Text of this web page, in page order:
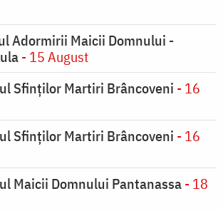
Adormirii Maicii Domnului -
- 15 August
Sfinților Martiri Brâncoveni - 16
Sfinților Martiri Brâncoveni - 16
Maicii Domnului Pantanassa- 18